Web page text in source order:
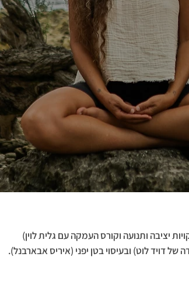
יציבה ותנועה וקורס העמקה עם גלית לוין)
דויד לוט) ובעיסוי בטן יפני (איריס אבארבנל).